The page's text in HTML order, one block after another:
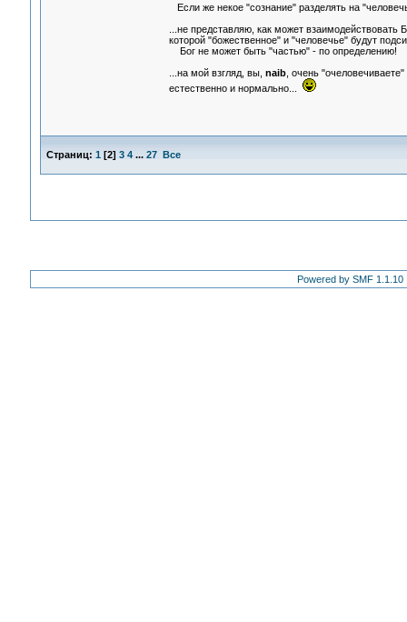
Если же некое "сознание" разделять на
...не представляю, как может
которой "божественное" и "человечье" будут
Бог не может быть "частью" - по определению!
...на мой взгляд, вы, naib, очень
естественно и нормально...
Страниц: 1 [2] 3 4 ... 27 Все
Powered by SMF 1.1.10